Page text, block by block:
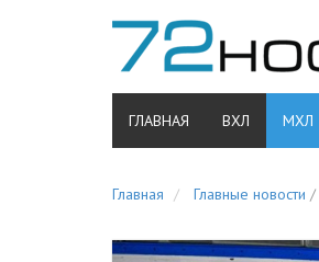
ГЛАВНАЯ ВХЛ МХЛ
Главная Главные новости /